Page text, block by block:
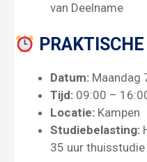
van Deelname
Datum: Maandag
Tijd: 09:00 –
Locatie: Kampen
Studiebelasting:
35 uur